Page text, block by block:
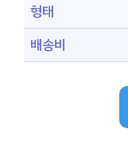
형태
배송비